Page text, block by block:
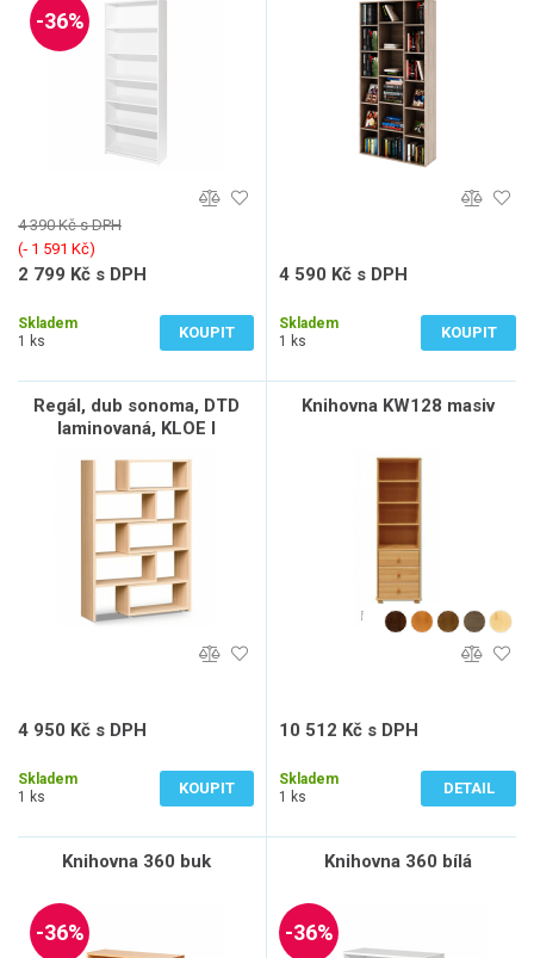
-36%
4 390 Kč s DPH
(‐ 1 591 Kč)
2 799 Kč s DPH
Skladem
1 ks
KOUPIT
4 590 Kč s DPH
Skladem
1 ks
KOUPIT
Regál, dub sonoma, DTD
laminovaná, KLOE I
4 950 Kč s DPH
Skladem
1 ks
KOUPIT
Knihovna KW128 masiv
10 512 Kč s DPH
Skladem
1 ks
DETAIL
Knihovna 360 buk
-36%
Knihovna 360 bílá
-36%